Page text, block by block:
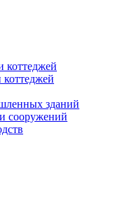
коттеджей
зданий
сооружений